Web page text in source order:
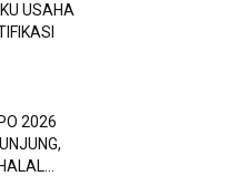
USAHA
2026